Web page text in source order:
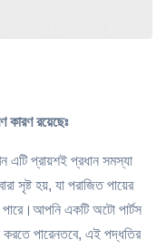
কারণ রয়েছেঃ
এটি প্রায়শই প্রধান সমস্যা
সৃষ্ট হয়, যা পরাজিত পায়ের
পারে।আপনি একটি অটো পার্টস
করতে পারেনতবে, এই পদ্ধতির